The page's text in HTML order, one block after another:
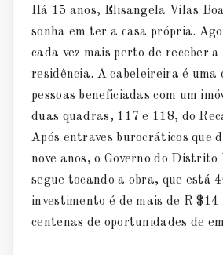
Há 15 anos, Elisangela Vilas
sonha em ter a casa própria.
cada vez mais perto de receber a
residência. A cabeleireira é uma
pessoas beneficiadas com um
duas quadras, 117 e 118, do
Após entraves burocráticos que
nove anos, o Governo do
segue tocando a obra, que está
investimento é de mais de R $14
centenas de oportunidades de